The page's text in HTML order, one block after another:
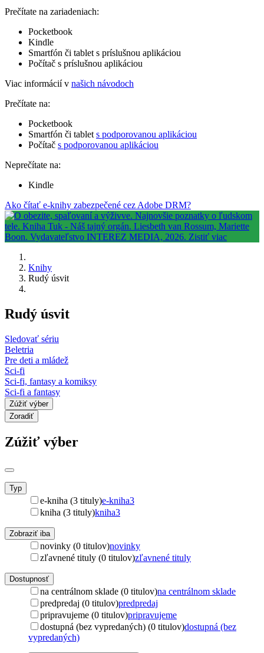
Prečítate na zariadeniach:
Pocketbook
Kindle
Smartfón či tablet s príslušnou aplikáciou
Počítač s príslušnou aplikáciou
Viac informácií v našich návodoch
Prečítate na:
Pocketbook
Smartfón či tablet s podporovanou aplikáciou
Počítač s podporovanou aplikáciou
Neprečítate na:
Kindle
Ako čítať e-knihy zabezpečené cez Adobe DRM?
Knihy
Rudý úsvit
Rudý úsvit
Sledovať sériu
Beletria
Pre deti a mládež
Sci-fi
Sci-fi, fantasy a komiksy
Sci-fi a fantasy
Zúžiť výber
Zoradiť
Zúžiť výber
Typ
e-kniha (3 tituly)e-kniha3
kniha (3 tituly)kniha3
Zobraziť iba
novinky (0 titulov)novinky
zľavnené tituly (0 titulov)zľavnené tituly
Dostupnosť
na centrálnom sklade (0 titulov)na centrálnom sklade
predpredaj (0 titulov)predpredaj
pripravujeme (0 titulov)pripravujeme
dostupná (bez vypredaných) (0 titulov)dostupná (bez
vypredaných)